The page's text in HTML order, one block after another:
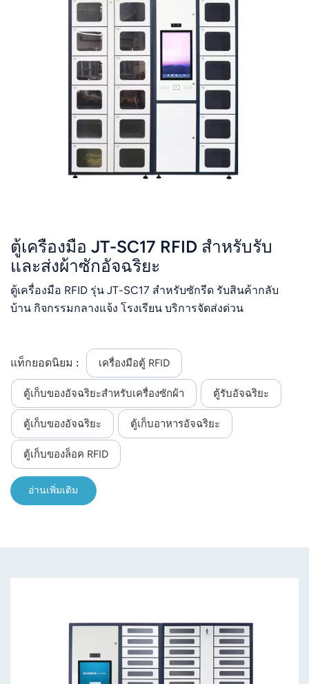
ตู้เครื่องมือ JT-SC17 RFID สำหรับรับ
และส่งผ้าซักอัจฉริยะ
ตู้เครื่องมือ RFID รุ่น JT-SC17 สำหรับซักรีด รับสินค้ากลับ
บ้าน กิจกรรมกลางแจ้ง โรงเรียน บริการจัดส่งด่วน
แท็กยอดนิยม : เครื่องมือตู้ RFID
ตู้เก็บของอัจฉริยะสำหรับเครื่องซักผ้า ตู้รับอัจฉริยะ
ตู้เก็บของอัจฉริยะ ตู้เก็บอาหารอัจฉริยะ
ตู้เก็บของล็อค RFID
อ่านเพิ่มเติม